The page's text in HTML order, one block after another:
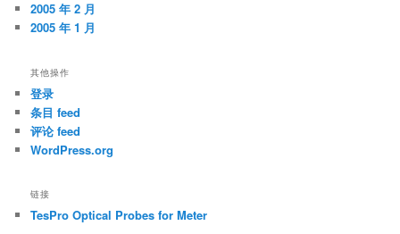
2005 年 2 月
2005 年 1 月
其他操作
登录
条目 feed
评论 feed
WordPress.org
链接
TesPro Optical Probes for Meter